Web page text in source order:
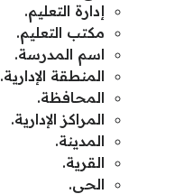
إدارة التعليم.
مكتب التعليم.
اسم المدرسة.
المنطقة الإدارية.
المحافظة.
المراكز الإدارية.
المدينة.
القرية.
الحي.